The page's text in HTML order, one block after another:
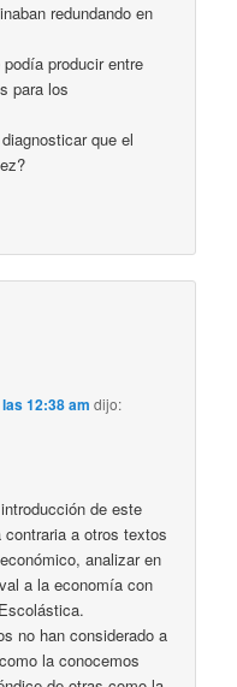
redundando en
producir entre
para los
que el
12:38 am dijo:
de este
a otros textos
analizar en
a la economía con
no han considerado a
la conocemos